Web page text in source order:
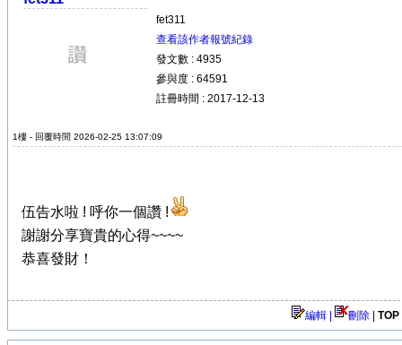
fet311
查看該作者報號紀錄
發文數 : 4935
參與度 : 64591
註冊時間 : 2017-12-13
1樓 - 回覆時間 2026-02-25 13:07:09
伍告水啦 ! 呼你一個讚 !
謝謝分享寶貴的心得~~~~
恭喜發財！
編輯 | 刪除 TOP